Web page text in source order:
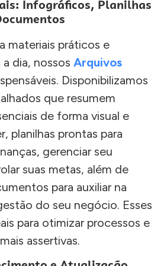
Infográficos, Planilhas
materiais práticos e
dia, nossos Arquivos
Disponibilizamos
que resumem
de forma visual e
planilhas prontas para
gerenciar seu
suas metas, além de
para auxiliar na
do seu negócio. Esses
para otimizar processos e
assertivas.